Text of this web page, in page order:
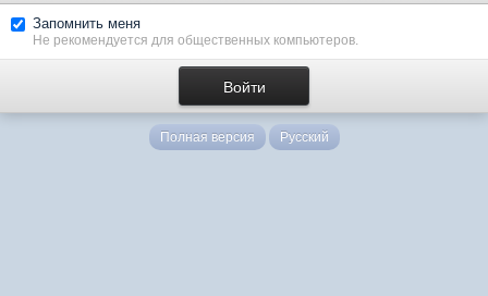
Запомнить меня
Не рекомендуется для общественных компьютеров.
Полная версия Русский